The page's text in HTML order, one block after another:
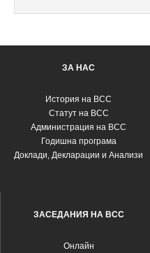
ЗА НАС
История на ВСС
Статут на ВСС
Администрация на ВСС
Годишна програма
Доклади, Декларации и Анализи
ЗАСЕДАНИЯ НА ВСС
Oнлайн